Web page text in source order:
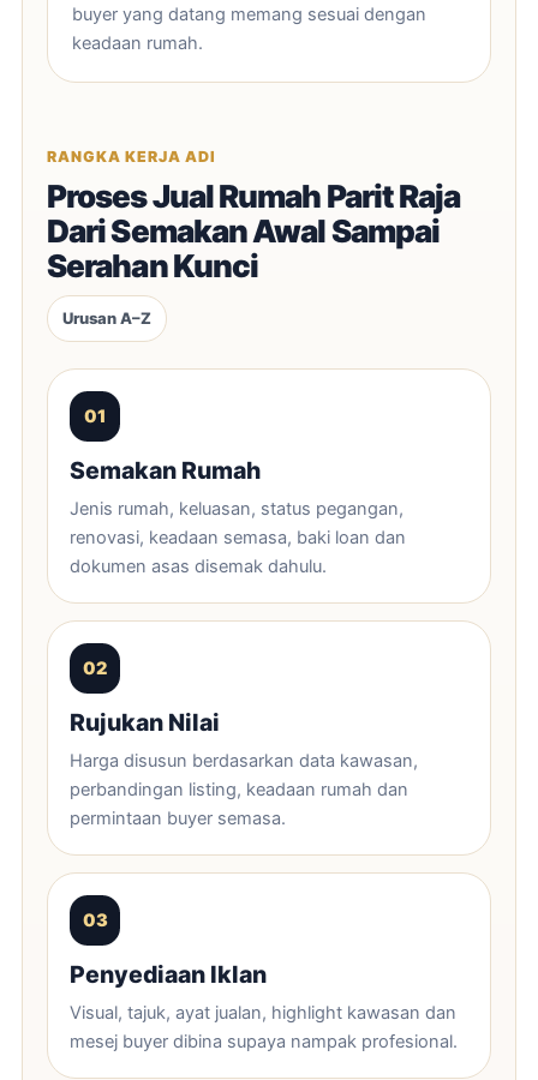
buyer yang datang memang sesuai dengan
keadaan rumah.
RANGKA KERJA ADI
Proses Jual Rumah Parit Raja
Dari Semakan Awal Sampai
Serahan Kunci
Urusan A–Z
Semakan Rumah
Jenis rumah, keluasan, status pegangan,
renovasi, keadaan semasa, baki loan dan
dokumen asas disemak dahulu.
Rujukan Nilai
Harga disusun berdasarkan data kawasan,
perbandingan listing, keadaan rumah dan
permintaan buyer semasa.
Penyediaan Iklan
Visual, tajuk, ayat jualan, highlight kawasan dan
mesej buyer dibina supaya nampak profesional.